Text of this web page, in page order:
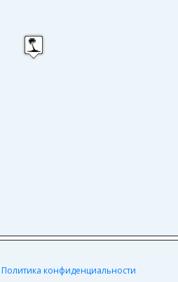
Политика конфиденциальности